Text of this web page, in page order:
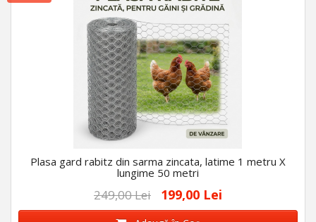
Plasa gard rabitz din sarma zincata, latime 1 metru X
lungime 50 metri
249,00 Lei 199,00 Lei